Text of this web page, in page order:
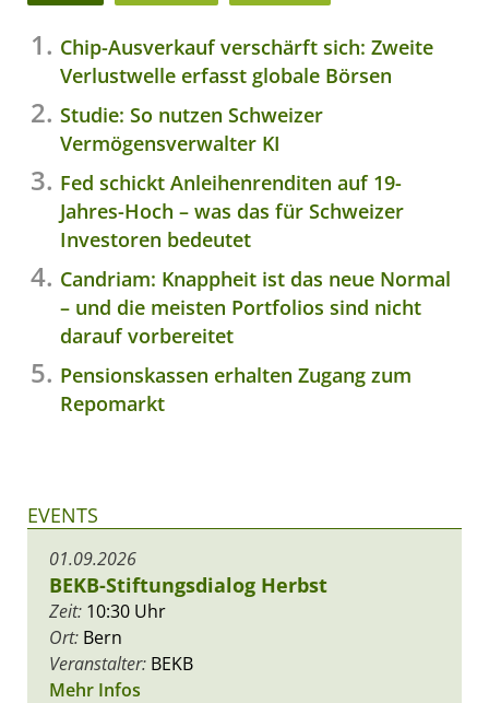
Chip-Ausverkauf verschärft sich: Zweite
Verlustwelle erfasst globale Börsen
Studie: So nutzen Schweizer
Vermögensverwalter KI
Fed schickt Anleihenrenditen auf 19-
Jahres-Hoch – was das für Schweizer
Investoren bedeutet
Candriam: Knappheit ist das neue Normal
– und die meisten Portfolios sind nicht
darauf vorbereitet
Pensionskassen erhalten Zugang zum
Repomarkt
EVENTS
01.09.2026
BEKB-Stiftungsdialog Herbst
Zeit: 10:30 Uhr
Ort: Bern
Veranstalter: BEKB
Mehr Infos